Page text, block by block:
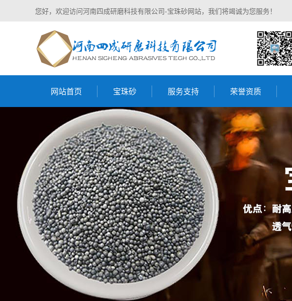
您好，欢迎访问河南四成研磨科技有限公司-宝珠砂网站，我们将竭诚为您服务！
网站首页 宝珠砂 服务支持 荣誉资质